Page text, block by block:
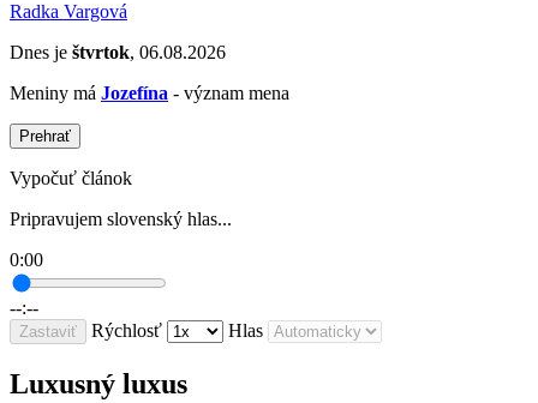
Radka Vargová
Dnes je štvrtok, 06.08.2026
Meniny má Jozefína - význam mena
Prehrať
Vypočuť článok
Pripravujem slovenský hlas...
0:00
--:--
Zastaviť Rýchlosť Hlas
Luxusný luxus